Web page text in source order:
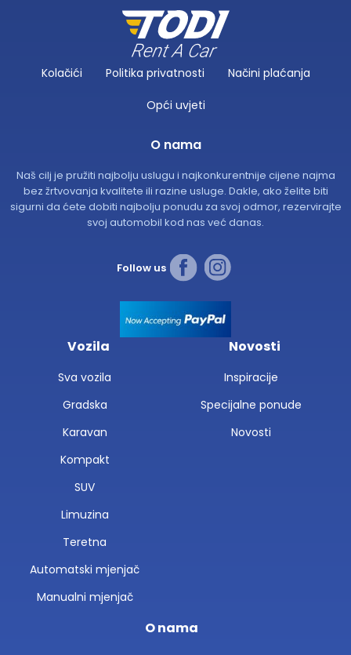
Kolačići Politika privatnosti Načini plaćanja
Opći uvjeti
O nama
Naš cilj je pružiti najbolju uslugu i najkonkurentnije cijene najma
bez žrtvovanja kvalitete ili razine usluge. Dakle, ako želite biti
sigurni da ćete dobiti najbolju ponudu za svoj odmor, rezervirajte
svoj automobil kod nas već danas.
Follow us
Vozila
Sva vozila
Gradska
Karavan
Kompakt
SUV
Limuzina
Teretna
Automatski mjenjač
Manualni mjenjač
Novosti
Inspiracije
Specijalne ponude
Novosti
O nama